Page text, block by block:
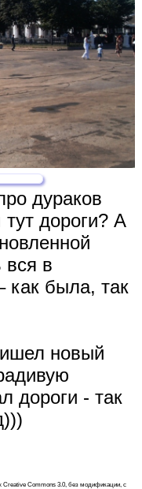
дураков
дороги? А
вся в
как была, так
новый
дороги - так
Creative Commons 3.0, без модификации, с